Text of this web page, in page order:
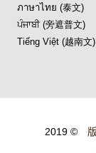
ภาษาไทย (泰文)
ਪੰਜਾਬੀ (旁遮普文)
Tiếng Việt (越南文)
2019 ©